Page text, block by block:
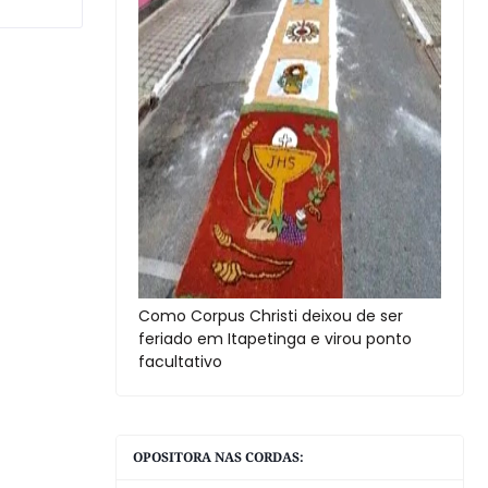
Como Corpus Christi deixou de ser
feriado em Itapetinga e virou ponto
facultativo
OPOSITORA NAS CORDAS: